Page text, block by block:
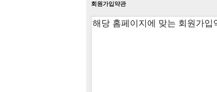
회원가입약관